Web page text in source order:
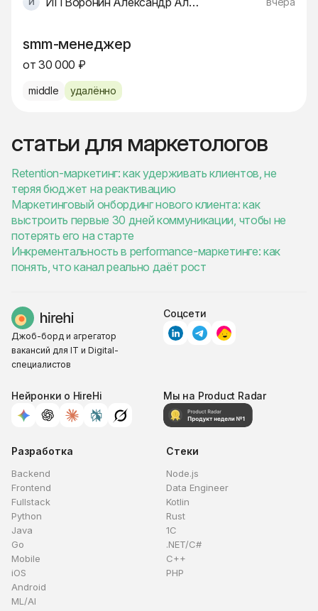
smm-менеджер
от 30 000 ₽
middle удалённо
статьи для маркетологов
Retention-маркетинг: как удерживать клиентов, не
теряя бюджет на реактивацию
Маркетинговый онбординг нового клиента: как
выстроить первые 30 дней коммуникации, чтобы не
потерять его на старте
Инкрементальность в performance-маркетинге: как
понять, что канал реально даёт рост
Джоб-борд и агрегатор
вакансий для IT и Digital-
специалистов
Соцсети
Нейронки о HireHi Мы на Product Radar
Разработка
Backend
Frontend
Fullstack
Python
Java
Go
Mobile
iOS
Android
ML/AI
Стеки
Node.js
Data Engineer
Kotlin
Rust
1C
.NET/C#
C++
PHP